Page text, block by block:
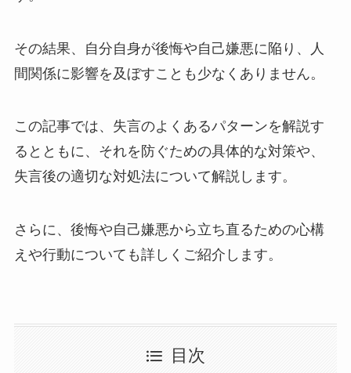
その結果、自分自身が後悔や自己嫌悪に陥り、人
間関係に影響を及ぼすことも少なくありません。
この記事では、失言のよくあるパターンを解説す
るとともに、それを防ぐための具体的な対策や、
失言後の適切な対処法について解説します。
さらに、後悔や自己嫌悪から立ち直るための心構
えや行動についても詳しくご紹介します。
目次